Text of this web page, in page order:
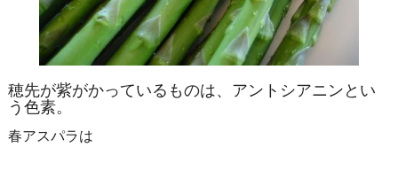
穂先が紫がかっているものは、アントシアニンとい
う色素。
春アスパラは